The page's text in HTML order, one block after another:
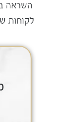
השראה
לקוחות